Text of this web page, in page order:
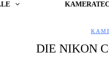
DIE NIKON